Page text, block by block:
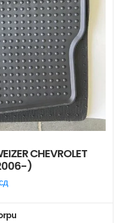
CHEVROLET
)